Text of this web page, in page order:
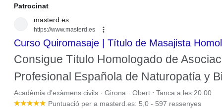
Anuncis
Patrocinat
Curso Quiromasaje | Título de Masajista
masterd.es
https://www.masterd.es
Consigue Título Homologado de
Profesional Española de Naturopatía y
Acadèmia d'exàmens civils · Girona · Obert ⋅ Tanca a les 20:00
Puntuació per a masterd.es: 5,0 - 597 ressenyes